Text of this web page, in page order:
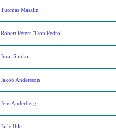
Tuomas Masalin
Robert Peters "Don Pedro"
Juraj Simko
Jakob Andersson
Jens Anderberg
Jarle Ihle